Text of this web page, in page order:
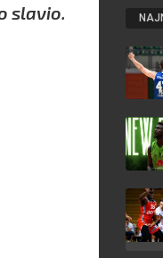
slavio.